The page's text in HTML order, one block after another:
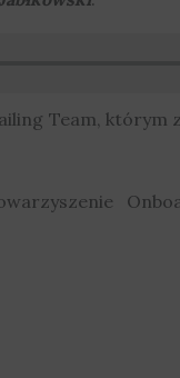
Team,